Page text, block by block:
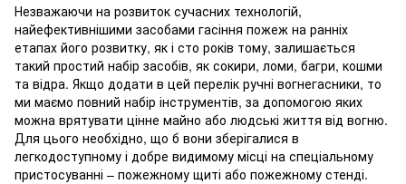
Незважаючи на розвиток сучасних технологій,
найефективнішими засобами гасіння пожеж на ранніх
етапах його розвитку, як і сто років тому, залишається
такий простий набір засобів, як сокири, ломи, багри, кошми
та відра. Якщо додати в цей перелік ручні вогнегасники, то
ми маємо повний набір інструментів, за допомогою яких
можна врятувати цінне майно або людські життя від вогню.
Для цього необхідно, що б вони зберігалися в
легкодоступному і добре видимому місці на спеціальному
пристосуванні – пожежному щиті або пожежному стенді.